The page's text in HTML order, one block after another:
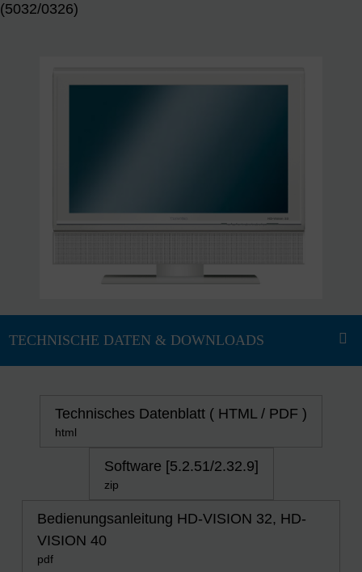
(5032/0326)
Technisches Datenblatt ( HTML / PDF )
html
Software [5.2.51/2.32.9]
zip
Bedienungsanleitung HD-VISION 32, HD-
VISION 40
pdf